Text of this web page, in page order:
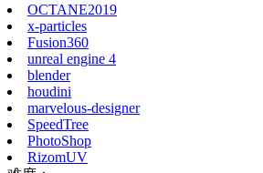
OCTANE2019
x-particles
Fusion360
unreal engine 4
blender
houdini
marvelous-designer
SpeedTree
PhotoShop
RizomUV